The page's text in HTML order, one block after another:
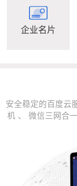
企业名片
安全稳定的百度云
机 、 微信三网合